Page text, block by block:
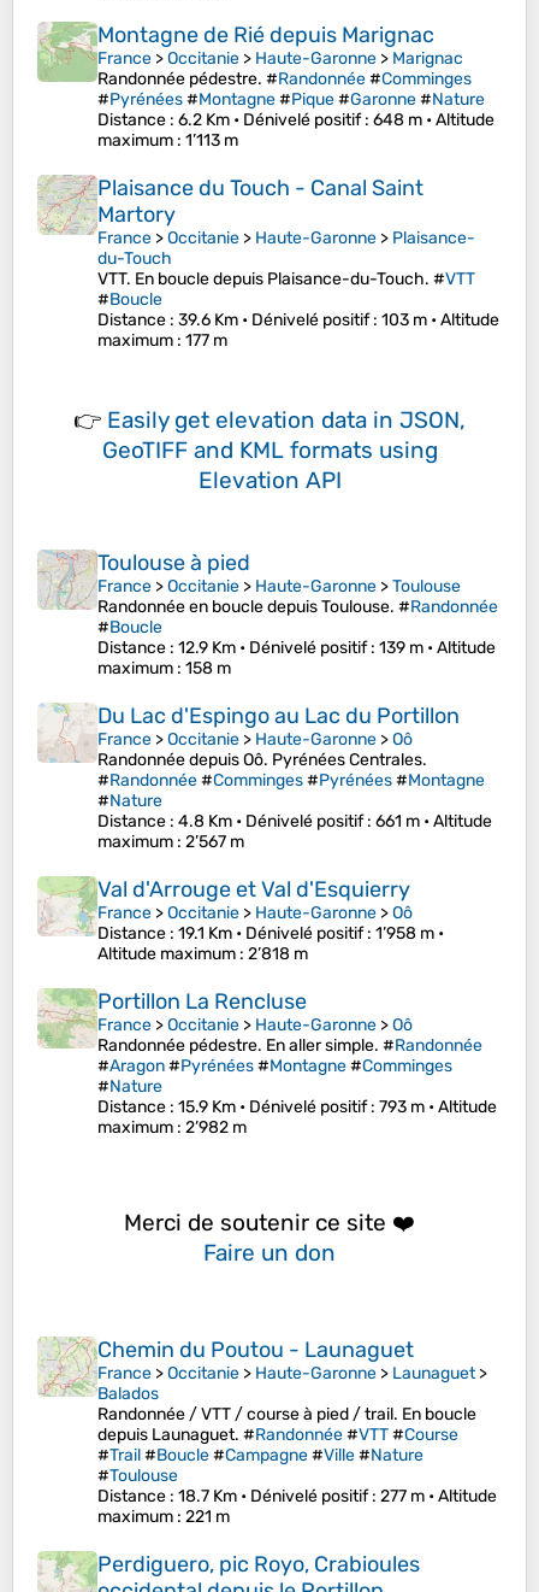
Montagne de Rié depuis Marignac
France >Occitanie > Haute-Garonne > Marignac
Randonnée pédestre. #Randonnée#Comminges
#Pyrénées#Montagne#Pique#Garonne#Nature
Distance : 6.2 Km • Dénivelé positif: 648 m •Altitude
maximum : 1’113 m
Plaisance du Touch - Canal Saint
Martory
France >Occitanie > Haute-Garonne > Plaisance-
du-Touch
VTT. En boucle depuis Plaisance-du-Touch. #VTT
#Boucle
Distance : 39.6 Km • Dénivelé positif: 103 m •Altitude
maximum : 177 m
👉 Easily get elevation data in JSON,
GeoTIFF and KML formats using
Elevation API
Toulouse à pied
France >Occitanie > Haute-Garonne >Toulouse
Randonnée en boucle depuis Toulouse. #Randonnée
#Boucle
Distance : 12.9 Km • Dénivelé positif: 139 m •Altitude
maximum : 158 m
Du Lac d'Espingo au Lac du Portillon
France >Occitanie > Haute-Garonne >Oô
Randonnée depuis Oô. Pyrénées Centrales.
#Randonnée#Comminges#Pyrénées#Montagne
#Nature
Distance : 4.8 Km • Dénivelé positif: 661 m •Altitude
maximum : 2’567 m
Val d'Arrouge et Val d'Esquierry
France >Occitanie > Haute-Garonne >Oô
Distance : 19.1 Km • Dénivelé positif: 1’958 m •
Altitude maximum : 2’818 m
Portillon La Rencluse
France >Occitanie > Haute-Garonne >Oô
Randonnée pédestre. En aller simple. #Randonnée
#Aragon#Pyrénées#Montagne#Comminges
#Nature
Distance : 15.9 Km • Dénivelé positif: 793 m •Altitude
maximum : 2’982 m
Merci de soutenir ce site ❤️
Faire un don
Chemin du Poutou - Launaguet
France >Occitanie > Haute-Garonne > Launaguet>
Balados
Randonnée / VTT / course à pied / trail. En boucle
depuis Launaguet. #Randonnée#VTT#Course
#Trail#Boucle#Campagne#Ville#Nature
#Toulouse
Distance : 18.7 Km • Dénivelé positif: 277 m •Altitude
maximum : 221 m
Perdiguero, pic Royo, Crabioules